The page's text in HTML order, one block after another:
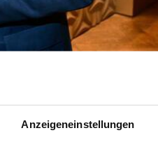
Anzeigeneinstellungen